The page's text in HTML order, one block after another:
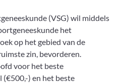
(VSG) wil middels
het
op het gebied van de
zin, bevorderen.
voor het beste
) en het beste